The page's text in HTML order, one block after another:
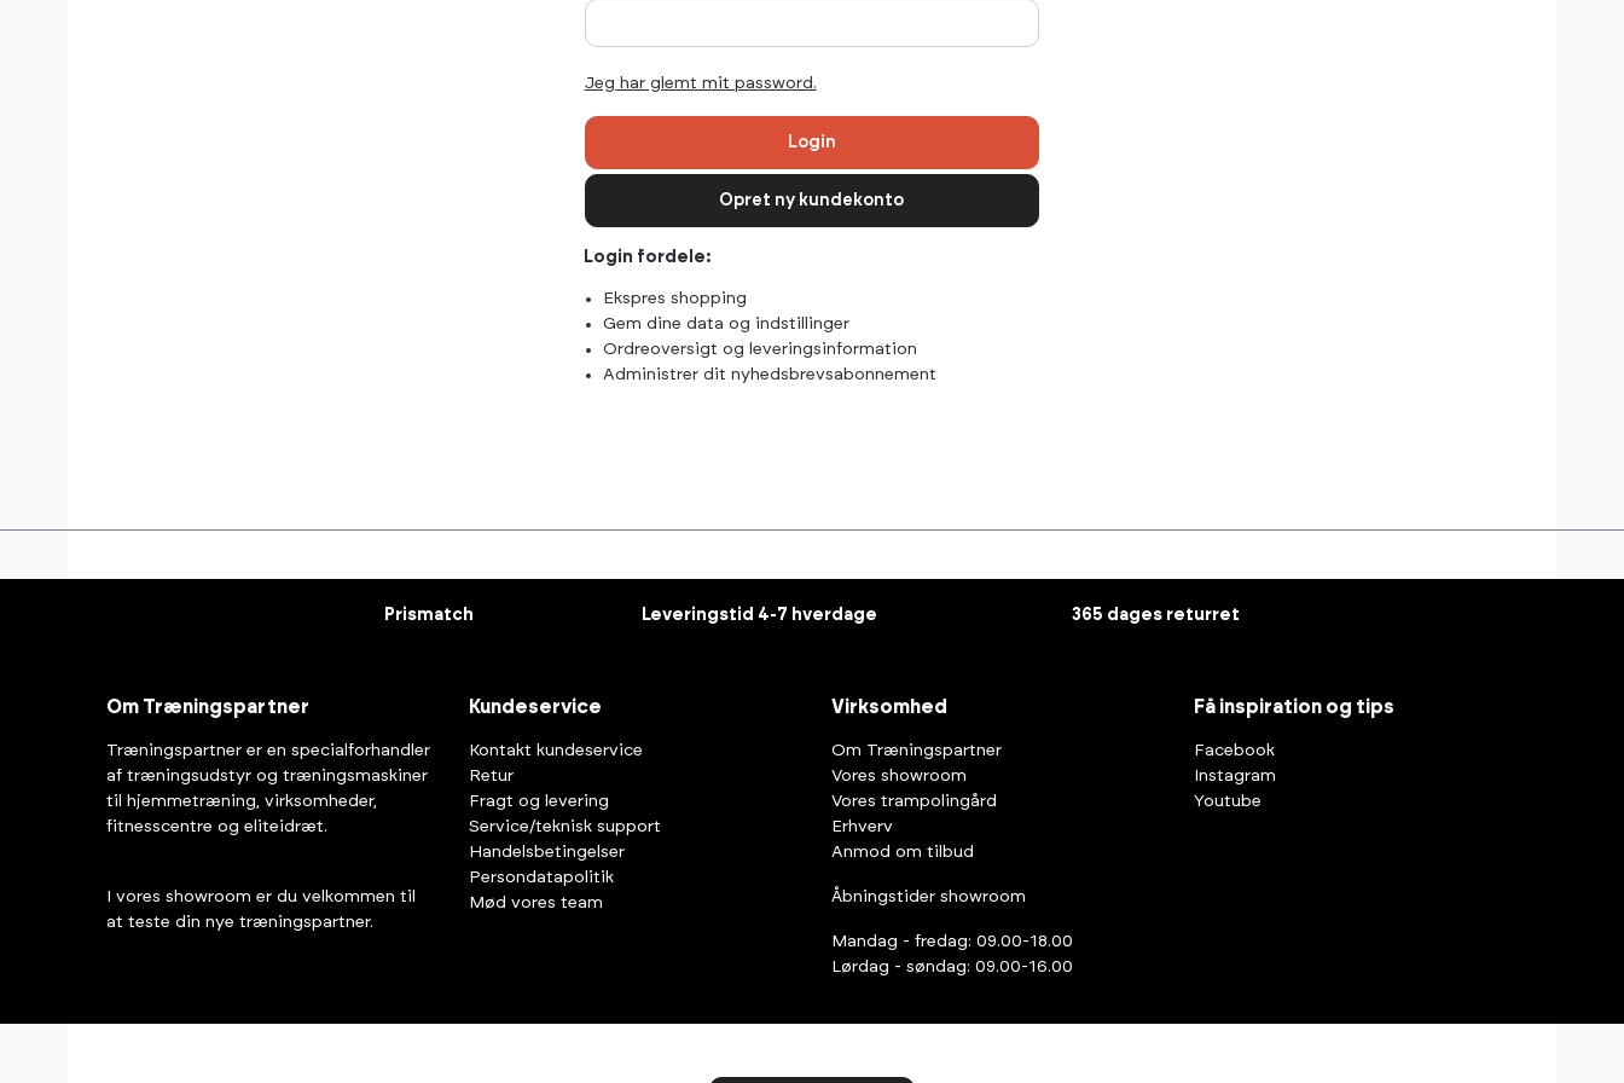
Jeg har glemt mit password.
Login
Opret ny kundekonto
Login fordele:
Ekspres shopping
Gem dine data og indstillinger
Ordreoversigt og leveringsinformation
Administrer dit nyhedsbrevsabonnement
Prismatch Leveringstid 4-7 hverdage 365 dages returret
Om Træningspartner
Træningspartner er en specialforhandler
af træningsudstyr og træningsmaskiner
til hjemmetræning, virksomheder,
fitnesscentre og eliteidræt.
I vores showroom er du velkommen til
at teste din nye træningspartner.
Kundeservice
Kontakt kundeservice
Retur
Fragt og levering
Service/teknisk support
Handelsbetingelser
Persondatapolitik
Mød vores team
Virksomhed
Om Træningspartner
Vores showroom
Vores trampolingård
Erhverv
Anmod om tilbud
Åbningstider showroom
Mandag - fredag: 09.00-18.00
Lørdag - søndag: 09.00-16.00
Få inspiration og tips
Facebook
Instagram
Youtube